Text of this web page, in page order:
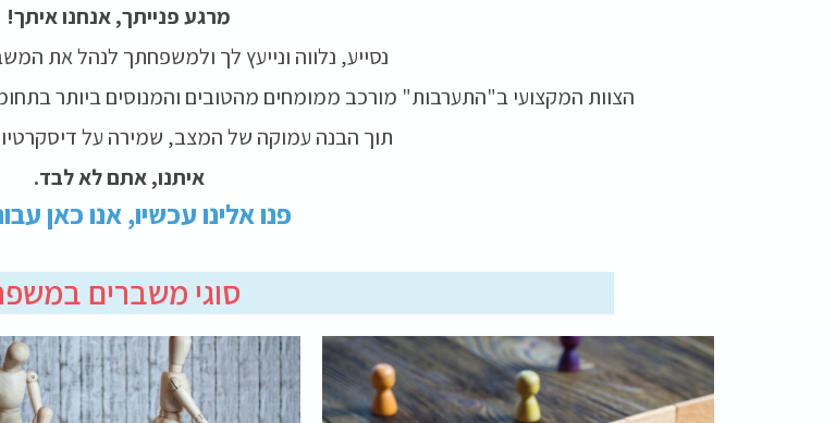
מרגע פנייתך, אנחנו איתך!
נסייע, נלווה ונייעץ לך ולמשפחתך לנהל את
הצוות המקצועי ב"התערבות" מורכב ממומחים מהטובים והמנוסים ביותר
תוך הבנה עמוקה של המצב, שמירה על
איתנו, אתם לא לבד.
פנו אלינו עכשיו, אנו כאן
סוגי משברים